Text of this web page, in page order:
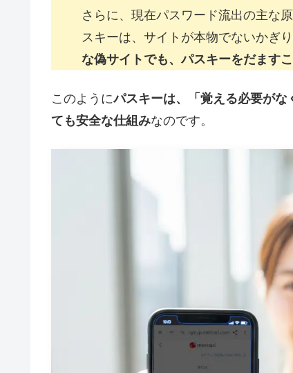
さらに、現在パスワード流出の主な
スキーは、サイトが本物でないかぎ
な偽サイトでも、パスキーをだます
このようにパスキーは、「覚える必要が
ても安全な仕組みなのです。